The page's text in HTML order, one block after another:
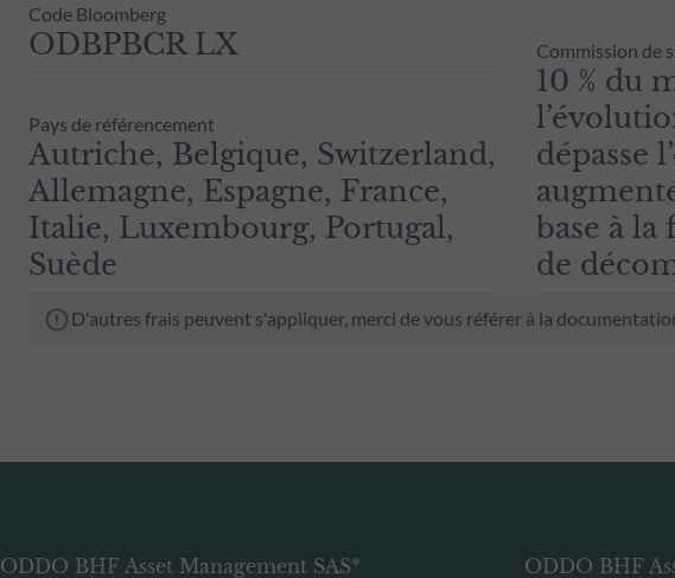
Code Bloomberg
ODBPBCR LX
Pays de référencement
Autriche, Belgique, Switzerland,
Allemagne, Espagne, France,
Italie, Luxembourg, Portugal,
Suède
Commission de
10 % du
dépasse
base à la
de
D'autres frais peuvent s'appliquer, merci de vous référer à la
ODDO BHF Asset Management SAS* ODDO BHF